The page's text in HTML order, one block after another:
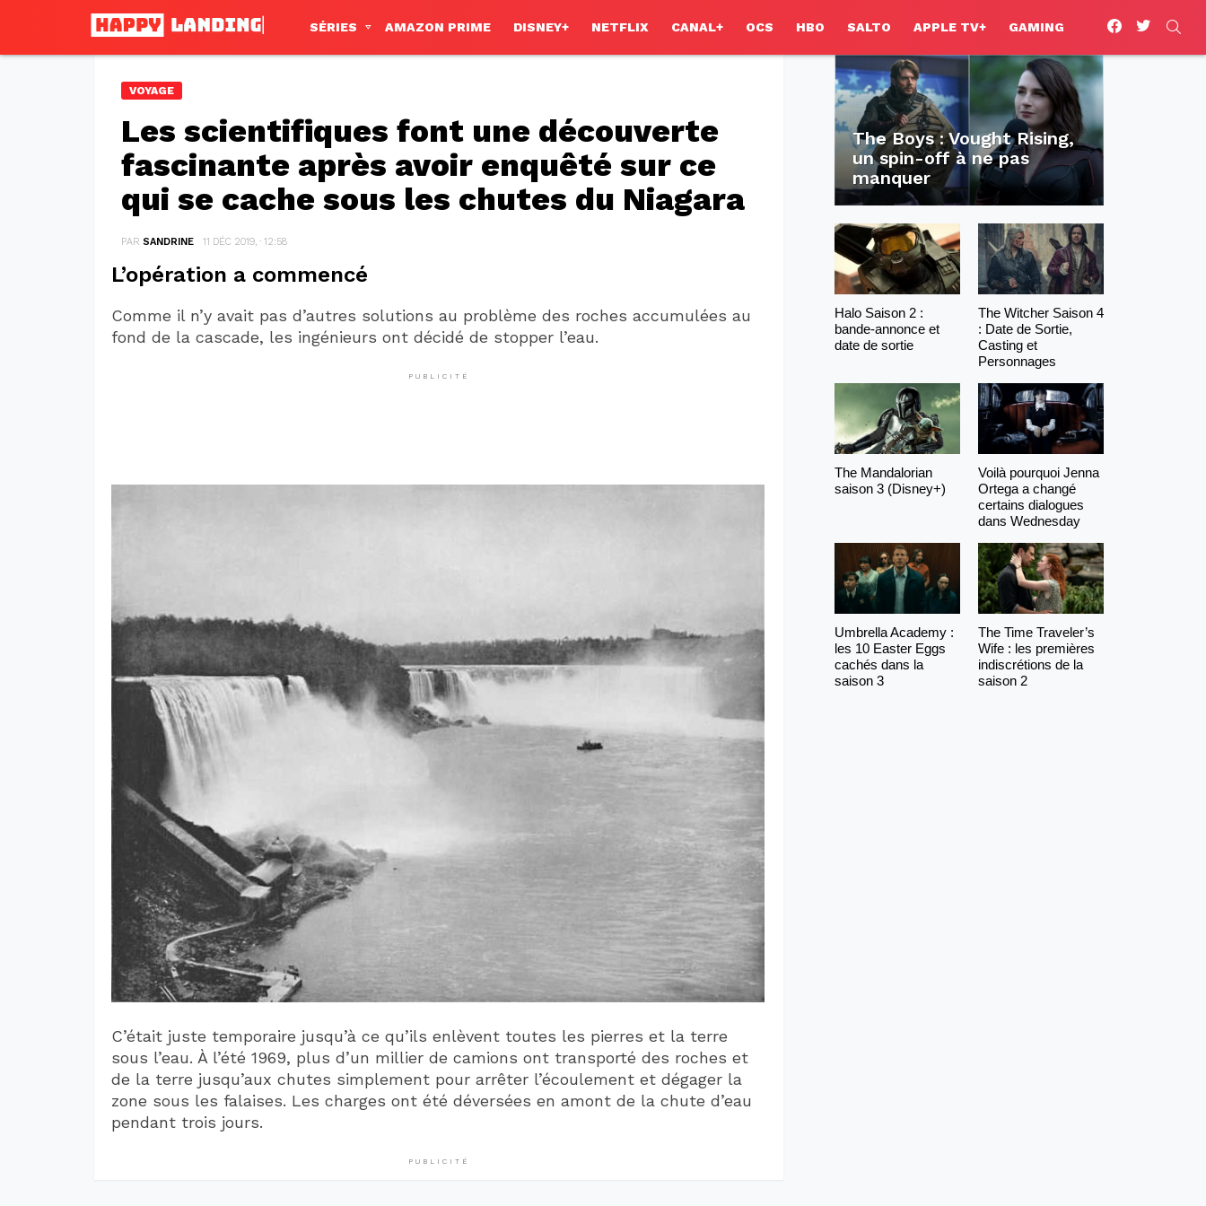
SÉRIES AMAZON PRIME DISNEY+ NETFLIX CANAL+ OCS HBO SALTO APPLE TV+ GAMING
facebooktwitter
VOYAGE
Les scientifiques font une découverte
fascinante après avoir enquêté sur ce
qui se cache sous les chutes du Niagara
PAR SANDRINE 11 DÉC 2019, · 12:58
L’opération a commencé
Comme il n’y avait pas d’autres solutions au problème des roches accumulées au
fond de la cascade, les ingénieurs ont décidé de stopper l’eau.
PUBLICITÉ
C’était juste temporaire jusqu’à ce qu’ils enlèvent toutes les pierres et la terre
sous l’eau. À l’été 1969, plus d’un millier de camions ont transporté des roches et
de la terre jusqu’aux chutes simplement pour arrêter l’écoulement et dégager la
zone sous les falaises. Les charges ont été déversées en amont de la chute d’eau
pendant trois jours.
PUBLICITÉ
The Boys : Vought Rising,
un spin-off à ne pas
manquer
Halo Saison 2 :
bande-annonce et
date de sortie
The Witcher Saison 4
: Date de Sortie,
Casting et
Personnages
The Mandalorian
saison 3 (Disney+)
Voilà pourquoi Jenna
Ortega a changé
certains dialogues
dans Wednesday
Umbrella Academy :
les 10 Easter Eggs
cachés dans la
saison 3
The Time Traveler’s
Wife : les premières
indiscrétions de la
saison 2